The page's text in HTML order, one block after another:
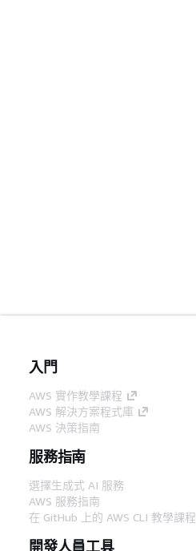
入門
AWS 實作教學課程
AWS 解決方案程式庫
AWS 決策指南
服務指南
選擇生成式 AI 服務
AWS 服務指南
在 GitHub 上的 AWS CLI 教學課程
開發人員工具